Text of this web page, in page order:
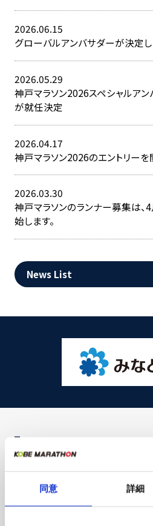
同意 詳細
2026.06.15
グローバルアンバサダーが決定し
2026.05.29
神戸マラソン2026スペシャルア
が就任決定
2026.04.17
神戸マラソン2026のエントリー
2026.03.30
神戸マラソンのランナー募集
始します。
News List
MOVIE